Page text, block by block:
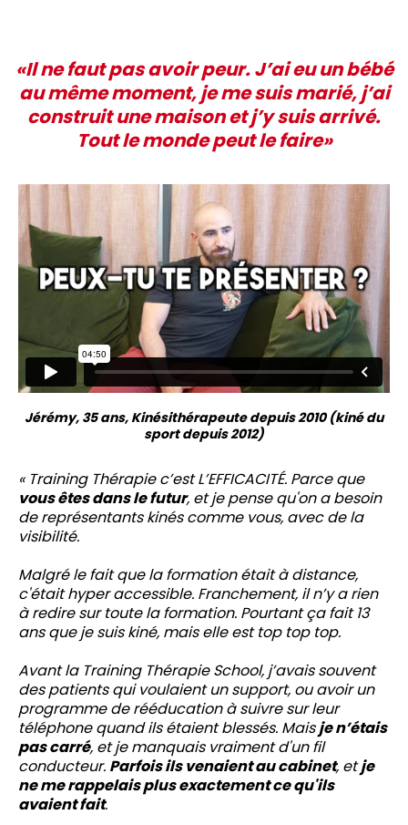
«Il ne faut pas avoir peur. J’ai eu un bébé
au même moment, je me suis marié, j’ai
construit une maison et j’y suis arrivé.
Tout le monde peut le faire»
Jérémy, 35 ans, Kinésithérapeute depuis 2010 (kiné du
sport depuis 2012)
« Training Thérapie c’est L’EFFICACITÉ. Parce que
vous êtes dans le futur, et je pense qu'on a besoin
de représentants kinés comme vous, avec de la
visibilité.
Malgré le fait que la formation était à distance,
c'était hyper accessible. Franchement, il n’y a rien
à redire sur toute la formation. Pourtant ça fait 13
ans que je suis kiné, mais elle est top top top.
Avant la Training Thérapie School, j’avais souvent
des patients qui voulaient un support, ou avoir un
programme de rééducation à suivre sur leur
téléphone quand ils étaient blessés. Maisje n’étais
pas carré, et je manquais vraiment d'un fil
conducteur. Parfois ils venaient au cabinet, etje
ne me rappelais plus exactement ce qu'ils
avaient fait.